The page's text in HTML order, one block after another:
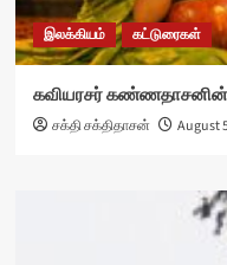
இலக்கியம் கட்டுரைகள்
கவியரசர்
சக்தி சக்திதாசன் August